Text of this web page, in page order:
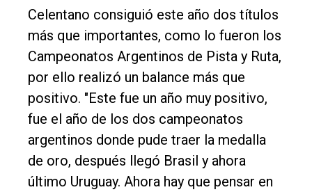
Celentano consiguió este año dos títulos
más que importantes, como lo fueron los
Campeonatos Argentinos de Pista y Ruta,
por ello realizó un balance más que
positivo. "Este fue un año muy positivo,
fue el año de los dos campeonatos
argentinos donde pude traer la medalla
de oro, después llegó Brasil y ahora
último Uruguay. Ahora hay que pensar en